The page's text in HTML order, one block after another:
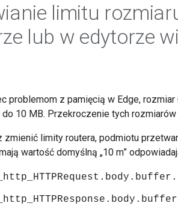
limitu
lub w edytorze
problemom z pamięcią w Edge,
10 MB. Przekroczenie tych rozmiarów
limity routera, podmiotu
wartość domyślną „10 m”